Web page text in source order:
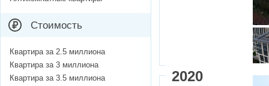
2020
Стоимость
Квартира за 2.5 миллиона
Квартира за 3 миллиона
Квартира за 3.5 миллиона